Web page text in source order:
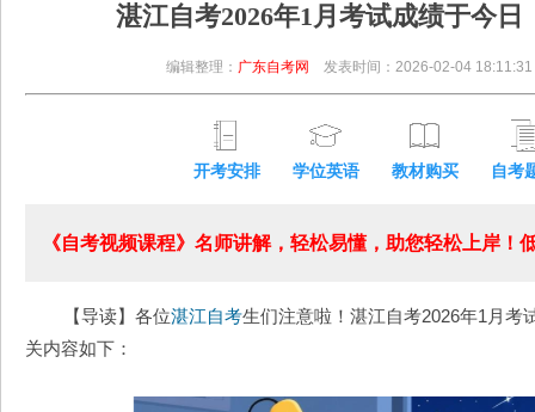
湛江自考2026年1月考试成绩于今日
编辑整理： 广东自考网 发表时间：2026-02-04 18:11:31
开考安排 学位英语 教材购买 自考
《自考视频课程》名师讲解，轻松易懂，助您轻松上岸！
【导读】各位湛江自考生们注意啦！湛江自考2026年1月考
关内容如下：